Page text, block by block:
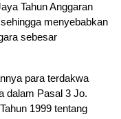
Tahun Anggaran
menyebabkan
sebesar
para terdakwa
dalam Pasal 3 Jo.
1999 tentang